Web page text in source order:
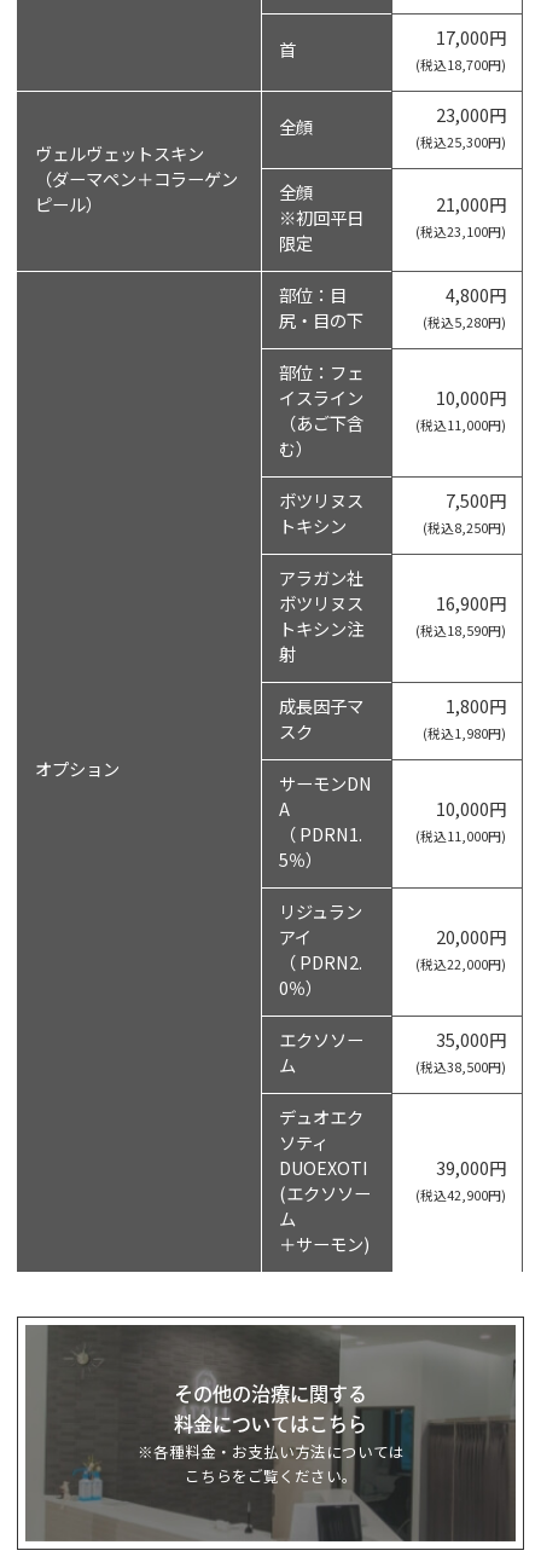
首 17,000円
(税込18,700円)
ヴェルヴェットスキン
（ダーマペン＋コラーゲン
ピール）
全顔 23,000円
(税込25,300円)
全顔
※初回平日
限定
21,000円
(税込23,100円)
オプション
部位：目
尻・目の下
4,800円
(税込5,280円)
部位：フェ
イスライン
（あご下含
む）
10,000円
(税込11,000円)
ボツリヌス
トキシン
7,500円
(税込8,250円)
アラガン社
ボツリヌス
トキシン注
射
16,900円
(税込18,590円)
成長因子マ
スク
1,800円
(税込1,980円)
サーモンDN
A
（ PDRN1.
5％）
10,000円
(税込11,000円)
リジュラン
アイ
（ PDRN2.
0％）
20,000円
(税込22,000円)
エクソソー
ム
35,000円
(税込38,500円)
デュオエク
ソティ
DUOEXOTI
(エクソソー
ム
＋サーモン)
39,000円
(税込42,900円)
その他の治療に関する
料金についてはこちら
※各種料金・お支払い方法については
こちらをご覧ください。